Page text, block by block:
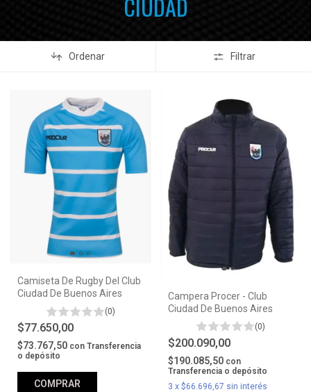
Ordenar Filtrar
Camiseta De Rugby Del Club
Ciudad De Buenos Aires
(0)
$77.650,00
$73.767,50 con Transferencia
o depósito
COMPRAR
Campera Procer - Club
Ciudad De Buenos Aires
(0)
$200.090,00
$190.085,50 con
Transferencia o depósito
3 x $66.696,67 sin interés